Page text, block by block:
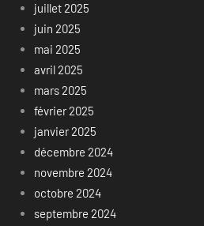
juillet 2025
juin 2025
mai 2025
avril 2025
mars 2025
février 2025
janvier 2025
décembre 2024
novembre 2024
octobre 2024
septembre 2024